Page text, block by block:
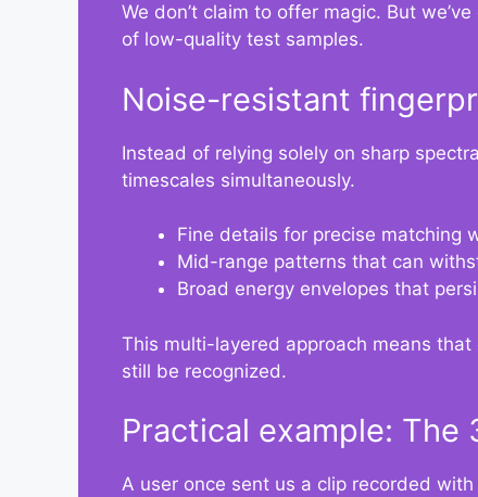
We don’t claim to offer magic. But
of low-quality test samples.
Noise-resistant
Instead of relying solely on sharp
timescales simultaneously.
Fine details for precise matching
Mid-range patterns that can
Broad energy envelopes that
This multi-layered approach means
still be recognized.
Practical example: The
A user once sent us a clip recorded